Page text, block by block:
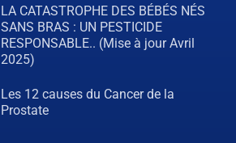
LA CATASTROPHE DES BÉBÉS NÉS
SANS BRAS : UN PESTICIDE
RESPONSABLE.. (Mise à jour Avril
2025)
Les 12 causes du Cancer de la
Prostate